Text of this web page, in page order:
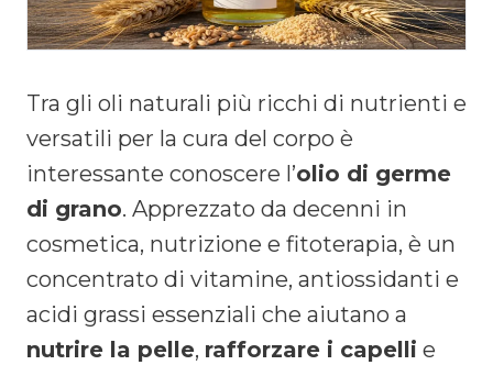
Tra gli oli naturali più ricchi di nutrienti e
versatili per la cura del corpo è
interessante conoscere l’olio di germe
di grano. Apprezzato da decenni in
cosmetica, nutrizione e fitoterapia, è un
concentrato di vitamine, antiossidanti e
acidi grassi essenziali che aiutano a
nutrire la pelle, rafforzare i capelli e